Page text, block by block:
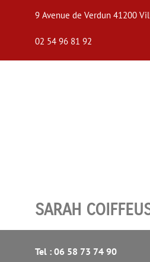
9 Avenue de Verdun 41200
02 54 96 81 92
SARAH
Tel : 06 58 73 74 90